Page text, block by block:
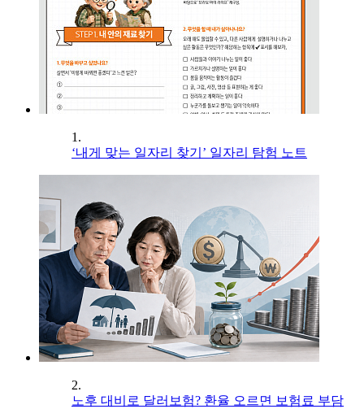
1.
‘내게 맞는 일자리 찾기’ 일자리 탐험 노트
2.
노후 대비로 달러보험? 환율 오르면 보험료 부담